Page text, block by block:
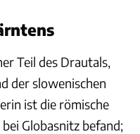
Teil des Drautals,
der slowenischen
ist die römische
Globasnitz befand;